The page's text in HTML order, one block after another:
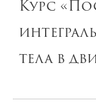
Курс
тела в